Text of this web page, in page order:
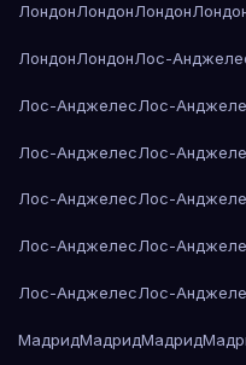
ЛондонЛондонЛондон
ЛондонЛондонЛос-
Лос-АнджелесЛос-
Лос-АнджелесЛос-
Лос-АнджелесЛос-
Лос-АнджелесЛос-
Лос-АнджелесЛос-
МадридМадридМадрид